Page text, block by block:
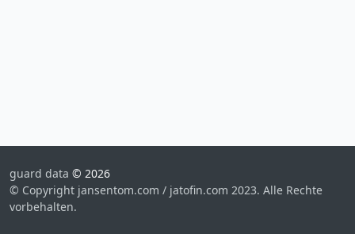
guard data © 2026
© Copyright jansentom.com / jatofin.com 2023. Alle Rechte
vorbehalten.